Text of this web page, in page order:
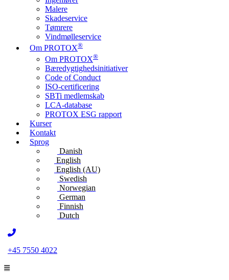
Malere
Skadeservice
Tømrere
Vindmølleservice
Om PROTOX®
Om PROTOX®
Bæredygtigheds­initiativer
Code of Conduct
ISO-certificering
SBTi medlemskab
LCA-database
PROTOX ESG rapport
Kurser
Kontakt
Sprog
Danish
English
English (AU)
Swedish
Norwegian
German
Finnish
Dutch
+45 7550 4022